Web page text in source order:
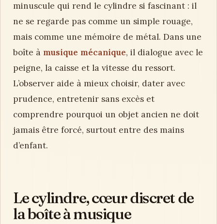
minuscule qui rend le cylindre si fascinant : il
ne se regarde pas comme un simple rouage,
mais comme une mémoire de métal. Dans une
boîte à musique mécanique, il dialogue avec le
peigne, la caisse et la vitesse du ressort.
L’observer aide à mieux choisir, dater avec
prudence, entretenir sans excès et
comprendre pourquoi un objet ancien ne doit
jamais être forcé, surtout entre des mains
d’enfant.
Le cylindre, cœur discret de
la boîte à musique